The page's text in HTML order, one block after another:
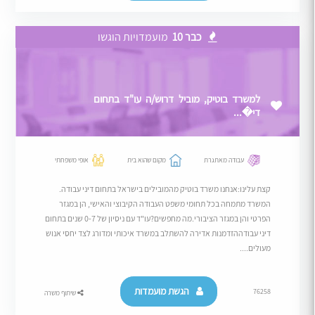
כבר 10 מועמדויות הוגשו
למשרד בוטיק, מוביל דרוש/ה עו"ד בתחום
די�...
עבודה מאתגרת מקום שהוא בית אופי משפחתי
קצת עלינו:אנחנו משרד בוטיק מהמובילים בישראל בתחום דיני עבודה.
המשרד מתמחה בכל תחומי משפט העבודה הקיבוצי והאישי, הן במגזר
הפרטי והן במגזר הציבורי.מה מחפשים?עו"ד עם ניסיון של 0-7 שנים בתחום
דיני עבודההזדמנות אדירה להשתלב במשרד איכותי ומדורג לצד יחסי אנוש
מעולים....
76258 הגשת מועמדות שיתוף משרה